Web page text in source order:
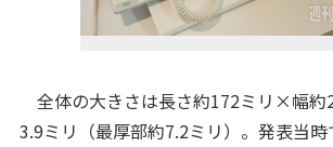
全体の大きさは長さ約172ミリ×幅
3.9ミリ（最厚部約7.2ミリ）。発表当